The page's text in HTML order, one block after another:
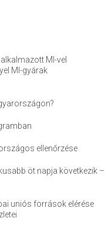
MI-vel
MI-gyárak
ellenőrzése
öt napja következik –
uniós források elérése